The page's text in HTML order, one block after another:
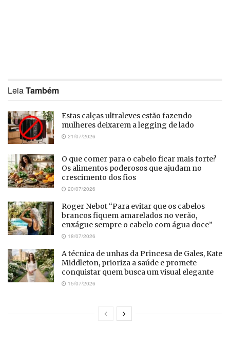
LeiaTambém
Estas calças ultraleves estão fazendo
mulheres deixarem a legging de lado
21/07/2026
O que comer para o cabelo ficar mais forte?
Os alimentos poderosos que ajudam no
crescimento dos fios
20/07/2026
Roger Nebot “Para evitar que os cabelos
brancos fiquem amarelados no verão,
enxágue sempre o cabelo com água doce”
18/07/2026
A técnica de unhas da Princesa de Gales, Kate
Middleton, prioriza a saúde e promete
conquistar quem busca um visual elegante
15/07/2026